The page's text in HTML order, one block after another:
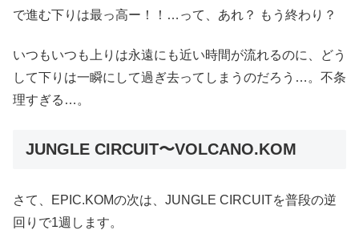
で進む下りは最っ高ー！！…って、あれ？ もう終わり？
いつもいつも上りは永遠にも近い時間が流れるのに、どう
して下りは一瞬にして過ぎ去ってしまうのだろう…。不条
理すぎる…。
JUNGLE CIRCUIT〜VOLCANO.KOM
さて、EPIC.KOMの次は、JUNGLE CIRCUITを普段の逆
回りで1週します。